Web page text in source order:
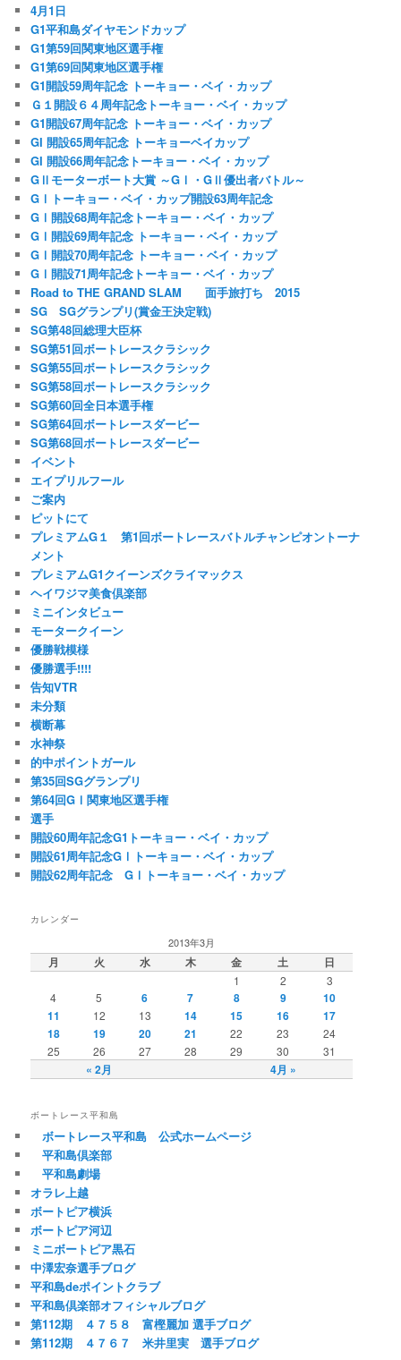
4月1日
G1平和島ダイヤモンドカップ
G1第59回関東地区選手権
G1第69回関東地区選手権
G1開設59周年記念 トーキョー・ベイ・カップ
Ｇ１開設６４周年記念トーキョー・ベイ・カップ
G1開設67周年記念 トーキョー・ベイ・カップ
GI 開設65周年記念 トーキョーベイカップ
GI 開設66周年記念トーキョー・ベイ・カップ
GⅡモーターボート大賞 ～GⅠ・GⅡ優出者バトル～
GⅠトーキョー・ベイ・カップ開設63周年記念
GⅠ開設68周年記念トーキョー・ベイ・カップ
GⅠ開設69周年記念 トーキョー・ベイ・カップ
GⅠ開設70周年記念 トーキョー・ベイ・カップ
GⅠ開設71周年記念トーキョー・ベイ・カップ
Road to THE GRAND SLAM 面手旅打ち 2015
SG SGグランプリ(賞金王決定戦)
SG第48回総理大臣杯
SG第51回ボートレースクラシック
SG第55回ボートレースクラシック
SG第58回ボートレースクラシック
SG第60回全日本選手権
SG第64回ボートレースダービー
SG第68回ボートレースダービー
イベント
エイプリルフール
ご案内
ピットにて
プレミアムG１ 第1回ボートレースバトルチャンピオントーナ
メント
プレミアムG1クイーンズクライマックス
ヘイワジマ美食倶楽部
ミニインタビュー
モータークイーン
優勝戦模様
優勝選手!!!!
告知VTR
未分類
横断幕
水神祭
的中ポイントガール
第35回SGグランプリ
第64回GⅠ関東地区選手権
選手
開設60周年記念G1トーキョー・ベイ・カップ
開設61周年記念GⅠトーキョー・ベイ・カップ
開設62周年記念 GⅠトーキョー・ベイ・カップ
カレンダー
2013年3月
月 火 水 木 金 土 日
« 2月 4月 »
1 2
3
4
5 6 7 8 9
10
11
12 13 14 15 16
17
18
19 20 21 22 23
24
25
26 27 28 29 30 31
ボートレース平和島
ボートレース平和島 公式ホームページ
平和島倶楽部
平和島劇場
オラレ上越
ボートピア横浜
ボートピア河辺
ミニボートピア黒石
中澤宏奈選手ブログ
平和島deポイントクラブ
平和島倶楽部オフィシャルブログ
第112期 ４７５８ 富樫麗加 選手ブログ
第112期 ４７６７ 米井里実 選手ブログ